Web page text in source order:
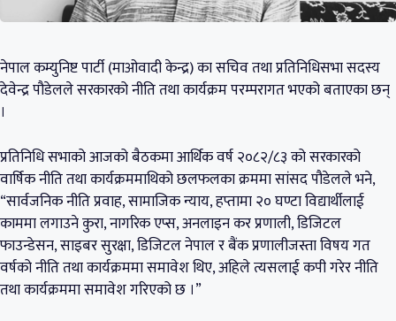
नेपाल कम्युनिष्ट पार्टी (माओवादी केन्द्र) का सचिव तथा प्रतिनिधिसभा सदस्य
देवेन्द्र पौडेलले सरकारको नीति तथा कार्यक्रम परम्परागत भएको बताएका छन्
।
प्रतिनिधि सभाको आजको बैठकमा आर्थिक वर्ष २०८२/८३ को सरकारको
वार्षिक नीति तथा कार्यक्रममाथिको छलफलका क्रममा सांसद पौडेलले भने,
“सार्वजनिक नीति प्रवाह, सामाजिक न्याय, हप्तामा २० घण्टा विद्यार्थीलाई
काममा लगाउने कुरा, नागरिक एप्स, अनलाइन कर प्रणाली, डिजिटल
फाउन्डेसन, साइबर सुरक्षा, डिजिटल नेपाल र बैंक प्रणालीजस्ता विषय गत
वर्षको नीति तथा कार्यक्रममा समावेश थिए, अहिले त्यसलाई कपी गरेर नीति
तथा कार्यक्रममा समावेश गरिएको छ ।”